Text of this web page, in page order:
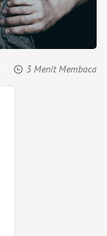
3 Menit Membaca